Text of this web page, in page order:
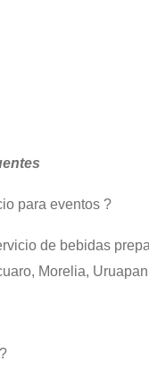
para eventos ?
de bebidas
Morelia,